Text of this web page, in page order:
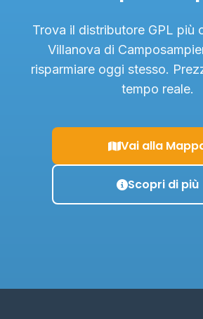
Trova il distributore GPL più
Villanova di
risparmiare oggi stesso.
tempo reale.
Vai alla
Scopri di più